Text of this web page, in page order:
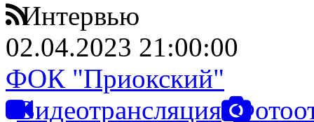
Интервью
02.04.2023 21:00:00
ФОК "Приокский"
Видеотрансляция